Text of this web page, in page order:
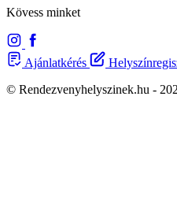
Kövess minket
Ajánlatkérés
© Rendezvenyhelyszinek.hu -